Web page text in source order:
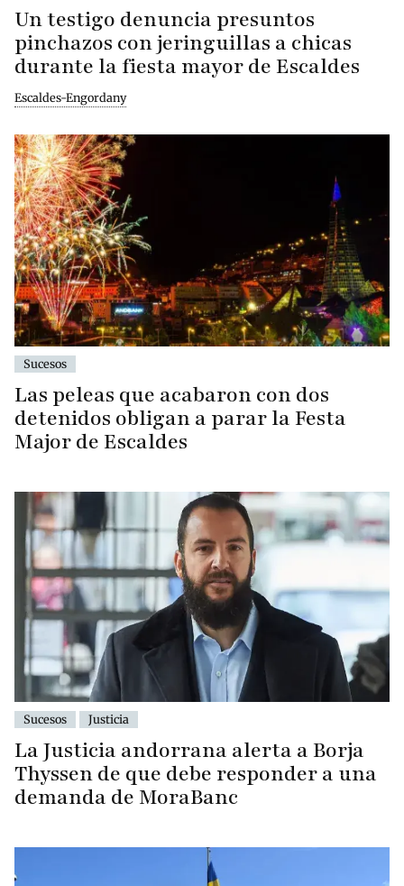
Un testigo denuncia presuntos
pinchazos con jeringuillas a chicas
durante la fiesta mayor de Escaldes
Escaldes-Engordany
Sucesos
Las peleas que acabaron con dos
detenidos obligan a parar la Festa
Major de Escaldes
Sucesos Justicia
La Justicia andorrana alerta a Borja
Thyssen de que debe responder a una
demanda de MoraBanc